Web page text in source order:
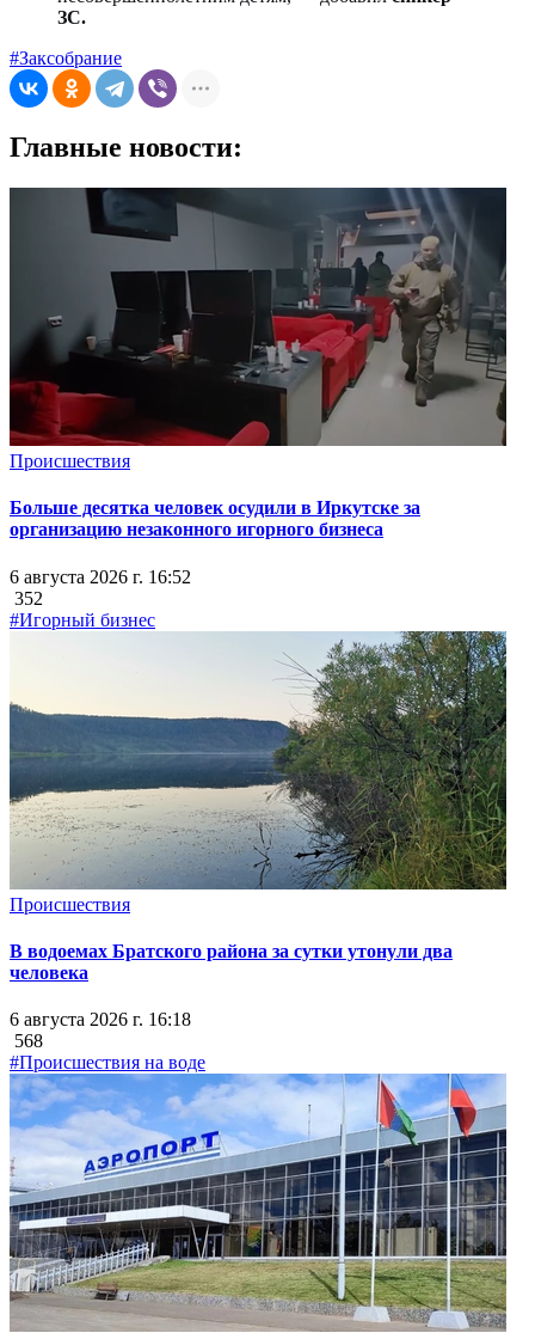
ЗС.
#Заксобрание
Главные новости:
Происшествия
Больше десятка человек осудили в Иркутске за
организацию незаконного игорного бизнеса
6 августа 2026 г. 16:52
352
#Игорный бизнес
Происшествия
В водоемах Братского района за сутки утонули два
человека
6 августа 2026 г. 16:18
568
#Происшествия на воде